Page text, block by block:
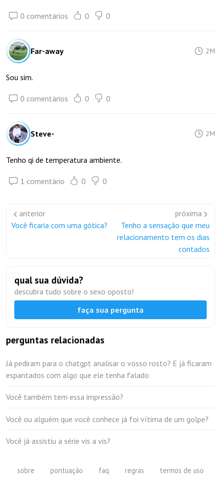
0 comentários 0 0
Far-away 2M
Sou sim.
0 comentários 0 0
Steve- 2M
Tenho qi de temperatura ambiente.
1 comentário 0 0
anterior
Você ficaria com uma gótica?
próxima
Tenho a sensação que meu
relacionamento tem os dias
contados
qual sua dúvida?
descubra tudo sobre o sexo oposto!
faça sua pergunta
perguntas relacionadas
Já pediram para o chatgpt analisar o vosso rosto? E já ficaram
espantados com algo que ele tenha falado
Você também tem essa impressão?
Você ou alguém que você conhece já foi vítima de um golpe?
Você já assistiu a série vis a vis?
sobre pontuação faq regras
termos de uso